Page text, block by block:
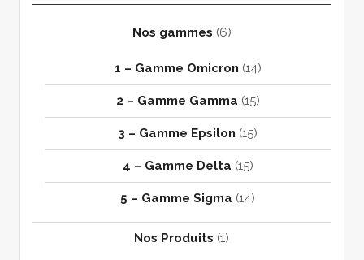
Nos gammes (6)
1 – Gamme Omicron (14)
2 – Gamme Gamma (15)
3 – Gamme Epsilon (15)
4 – Gamme Delta (15)
5 – Gamme Sigma (14)
Nos Produits (1)